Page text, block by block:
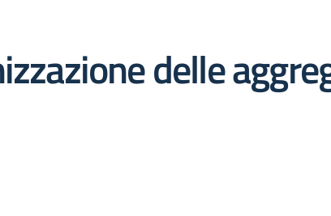
delle